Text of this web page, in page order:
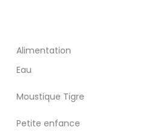
Alimentation
Eau
Moustique Tigre
Petite enfance